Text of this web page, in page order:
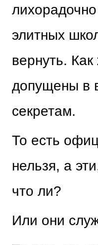
элитных
вернуть.
допущены в
секретам.
То есть
нельзя, а
что ли?
Или они